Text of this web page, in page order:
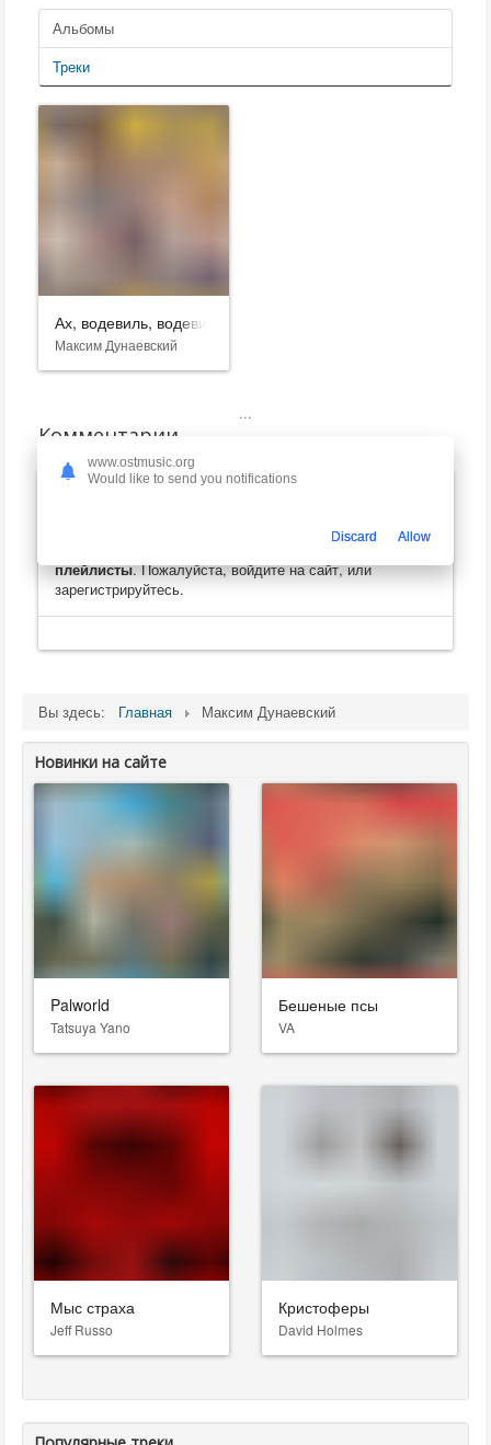
Альбомы
Треки
Ах, водевиль, водевиль...
Максим Дунаевский
...
Комментарии
Только зарегистрированные пользователи могут
плейлисты. Пожалуйста, войдите на сайт, или
зарегистрируйтесь.
Вы здесь: Главная Максим Дунаевский
Новинки на сайте
Palworld
Tatsuya Yano
Бешеные псы
VA
Мыс страха
Jeff Russo
Кристоферы
David Holmes
www.ostmusic.org
Would like to send you notifications
Discard Allow